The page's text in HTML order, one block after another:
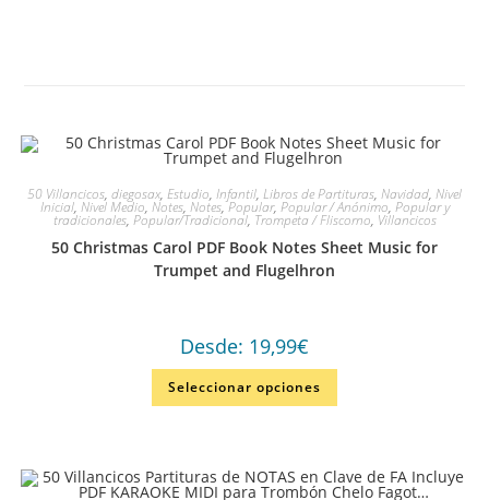
50 Villancicos, diegosax, Estudio, Infantil, Libros de Partituras, Navidad, Nivel
Inicial, Nivel Medio, Notes, Notes,Popular, Popular / Anónimo, Popular y
tradicionales, Popular/Tradicional, Trompeta / Fliscorno, Villancicos
50 Christmas Carol PDF Book Notes Sheet Music for
Trumpet and Flugelhron
Desde: 19,99€
Seleccionar opciones